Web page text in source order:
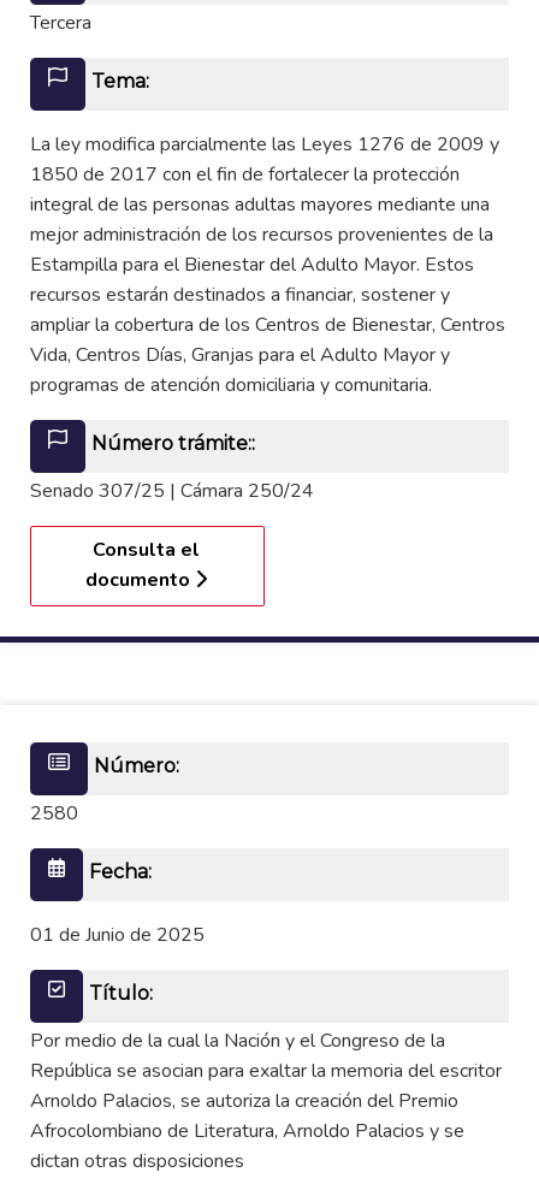
Tercera
Tema:
La ley modifica parcialmente las Leyes 1276 de 2009 y
1850 de 2017 con el fin de fortalecer la protección
integral de las personas adultas mayores mediante una
mejor administración de los recursos provenientes de la
Estampilla para el Bienestar del Adulto Mayor. Estos
recursos estarán destinados a financiar, sostener y
ampliar la cobertura de los Centros de Bienestar, Centros
Vida, Centros Días, Granjas para el Adulto Mayor y
programas de atención domiciliaria y comunitaria.
Número trámite::
Senado 307/25 | Cámara 250/24
Consulta el
documento
Número:
2580
Fecha:
01 de Junio de 2025
Título:
Por medio de la cual la Nación y el Congreso de la
República se asocian para exaltar la memoria del escritor
Arnoldo Palacios, se autoriza la creación del Premio
Afrocolombiano de Literatura, Arnoldo Palacios y se
dictan otras disposiciones